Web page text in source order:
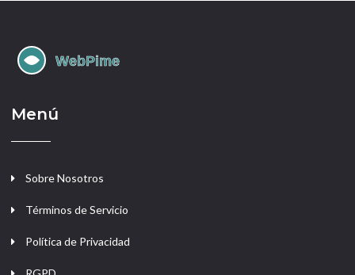
Menú
Sobre Nosotros
Términos de Servicio
Política de Privacidad